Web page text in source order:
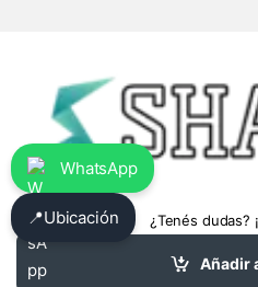
Añadir
¿Tenés dudas?
WhatsApp
📍Ubicación